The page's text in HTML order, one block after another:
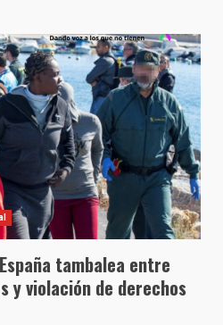
tambalea entre
y violación de derechos